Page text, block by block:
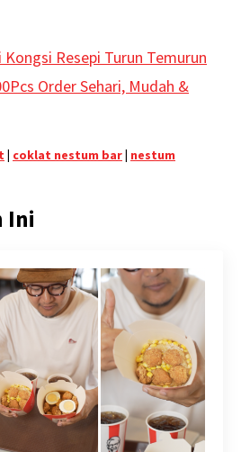
Resepi Turun Temurun
Order Sehari, Mudah &
| coklat nestum bar| nestum
Ini